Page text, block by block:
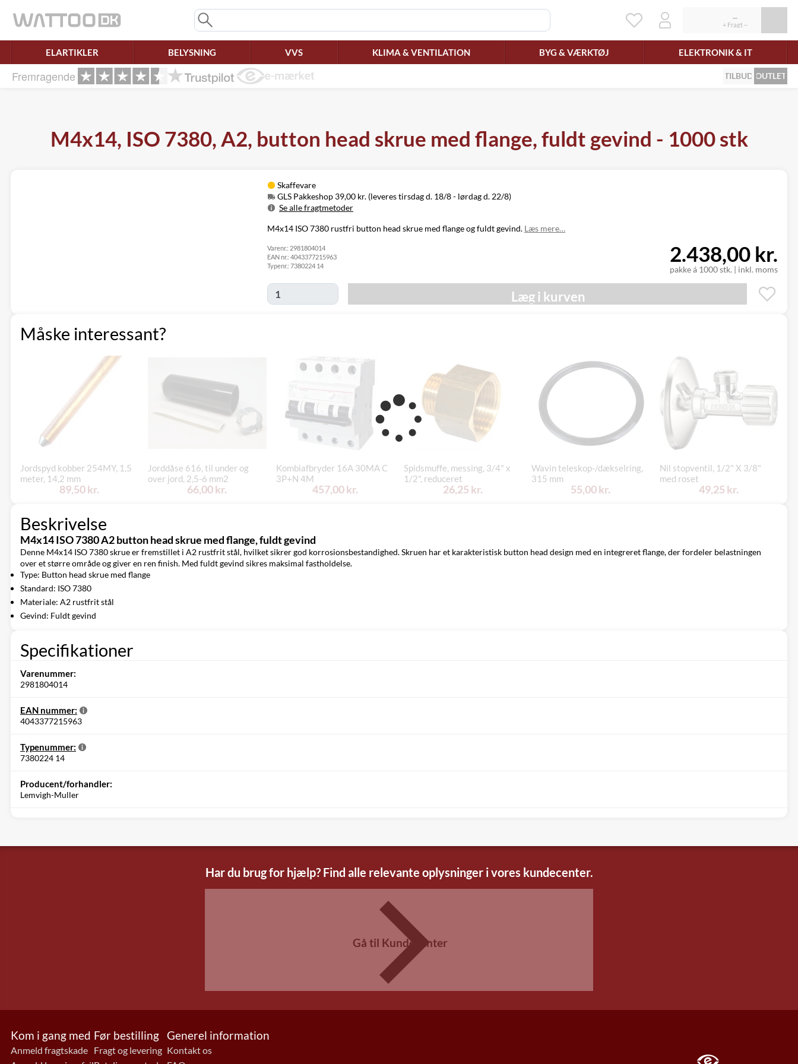
ELARTIKLER BELYSNING VVS KLIMA & VENTILATION BYG & VÆRKTØJ ELEKTRONIK & IT
Fremragende TILBUD OUTLET
M4x14, ISO 7380, A2, button head skrue med flange, fuldt gevind - 1000 stk
Skaffevare
GLS Pakkeshop 39,00 kr. (leveres tirsdag d. 18/8 - lørdag d. 22/8)
Se alle fragtmetoder
Metode
Pris
Leveres
GLS
mandag d. 24/8
GLS Erhverv 49,00 kr.
-
M4x14 ISO 7380 rustfri button head skrue med flange og fuldt gevind. Læs mere…
Varenr.: 2981804014
EAN nr.: 4043377215963
Typenr.: 7380224 14 pakke á 1000 stk. | inkl. moms
2.438,00 kr.
Læg i kurven
Måske interessant?
Jordspyd kobber 254MY, 1,5
meter, 14,2 mm
89,50 kr.
Jorddåse 616, til under og
over jord, 2,5-6 mm2
66,00 kr.
Kombiafbryder 16A 30MA C
3P+N 4M
457,00 kr.
Spidsmuffe, messing, 3/4" x
1/2", reduceret
26,25 kr.
Wavin teleskop-/dækselring,
315 mm
55,00 kr.
Nil stopventil, 1/2" X 3/8"
med roset
49,25 kr.
Beskrivelse
M4x14 ISO 7380 A2 button head skrue med flange, fuldt gevind
Denne M4x14 ISO 7380 skrue er fremstillet i A2 rustfrit stål, hvilket sikrer god korrosionsbestandighed. Skruen har et karakteristisk button head design med en integreret flange, der fordeler belastningen
over et større område og giver en ren finish. Med fuldt gevind sikres maksimal fastholdelse.
Type: Button head skrue med flange
Standard: ISO 7380
Materiale: A2 rustfrit stål
Gevind: Fuldt gevind
Specifikationer
Varenummer:
2981804014
EAN nummer:
4043377215963
Typenummer:
7380224 14
Producent/forhandler:
Lemvigh-Muller
Har du brug for hjælp? Find alle relevante oplysninger i vores kundecenter.
Gå til Kundecenter
Kom i gang med
Anmeld fragtskade
Før bestilling
Fragt og levering
Generel information
Kontakt os
Ret samtykke!